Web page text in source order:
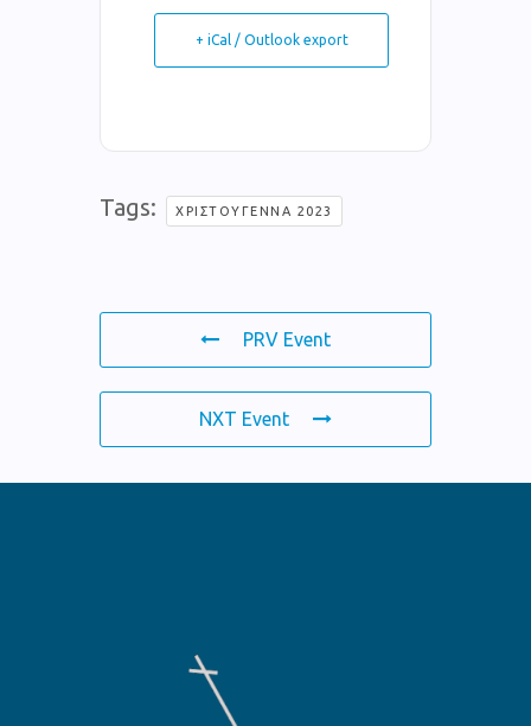
+ iCal / Outlook export
Tags: ΧΡΙΣΤΟΎΓΕΝΝΑ 2023
PRV Event
NXT Event